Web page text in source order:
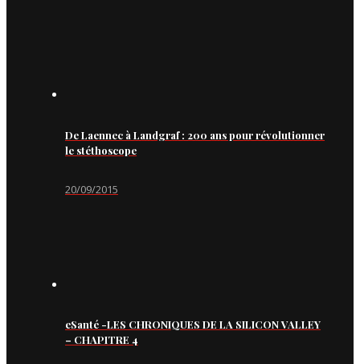
De Laennec à Landgraf : 200 ans pour révolutionner
le stéthoscope
20/09/2015
eSanté -LES CHRONIQUES DE LA SILICON VALLEY
– CHAPITRE 4